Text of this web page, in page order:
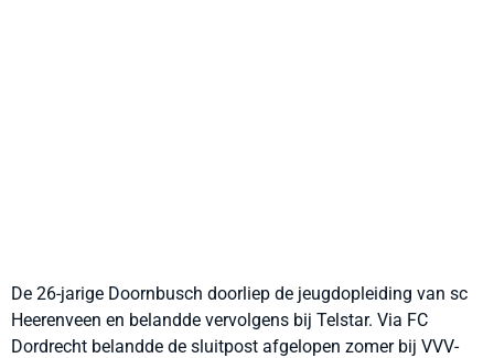
De 26-jarige Doornbusch doorliep de jeugdopleiding van sc
Heerenveen en belandde vervolgens bij Telstar. Via FC
Dordrecht belandde de sluitpost afgelopen zomer bij VVV-